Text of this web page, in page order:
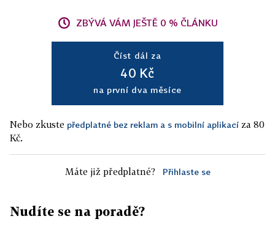
ZBÝVÁ VÁM JEŠTĚ 0 % ČLÁNKU
Číst dál za
40 Kč
na první dva měsíce
Nebo zkuste předplatné bez reklam a s mobilní aplikací za 80
Kč.
Máte již předplatné? Přihlaste se
Nudíte se na poradě?